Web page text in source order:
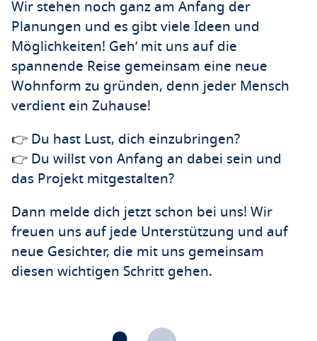
Wir stehen noch ganz am Anfang der
Planungen und es gibt viele Ideen und
Möglichkeiten! Geh‘ mit uns auf die
spannende Reise gemeinsam eine neue
Wohnform zu gründen, denn jeder Mensch
verdient ein Zuhause!
👉 Du hast Lust, dich einzubringen?
👉 Du willst von Anfang an dabei sein und
das Projekt mitgestalten?
Dann melde dich jetzt schon bei uns! Wir
freuen uns auf jede Unterstützung und auf
neue Gesichter, die mit uns gemeinsam
diesen wichtigen Schritt gehen.